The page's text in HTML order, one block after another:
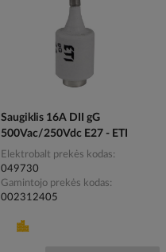
Saugiklis 16A DII gG
500Vac/250Vdc E27 - ETI
Elektrobalt prekės kodas
049730
Gamintojo prekės kodas
002312405